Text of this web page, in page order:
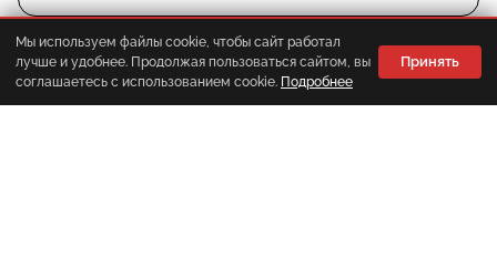
Главная Корзина Меню
Мы используем файлы cookie, чтобы сайт работал
лучше и удобнее. Продолжая пользоваться сайтом, вы
соглашаетесь с использованием cookie. Подробнее
Принять